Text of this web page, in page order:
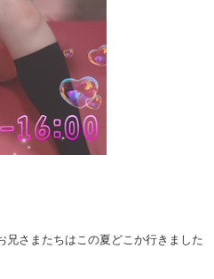
兄さまたちはこの夏どこか行きました